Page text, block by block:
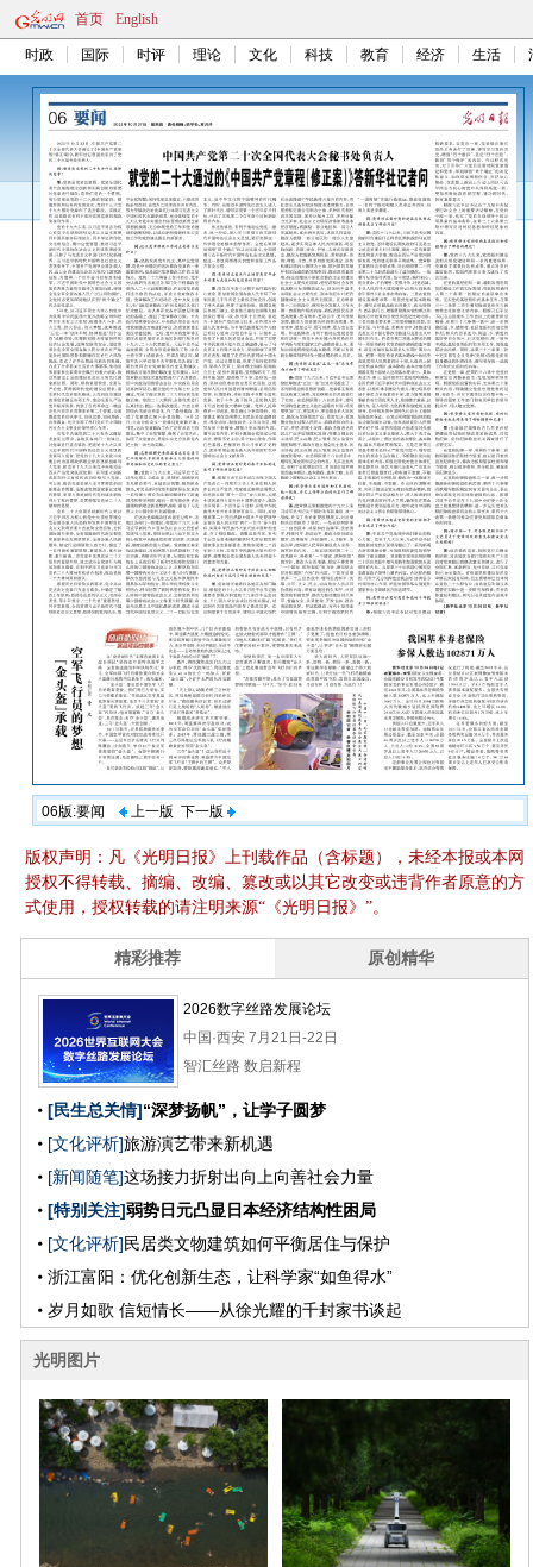
首页 English
时政 国际 时评 理论 文化 科技 教育 经济 生活
06版:要闻 上一版 下一版
版权声明：凡《光明日报》上刊载作品（含标题），未经本报或本网
授权不得转载、摘编、改编、篡改或以其它改变或违背作者原意的方
式使用，授权转载的请注明来源“《光明日报》”。